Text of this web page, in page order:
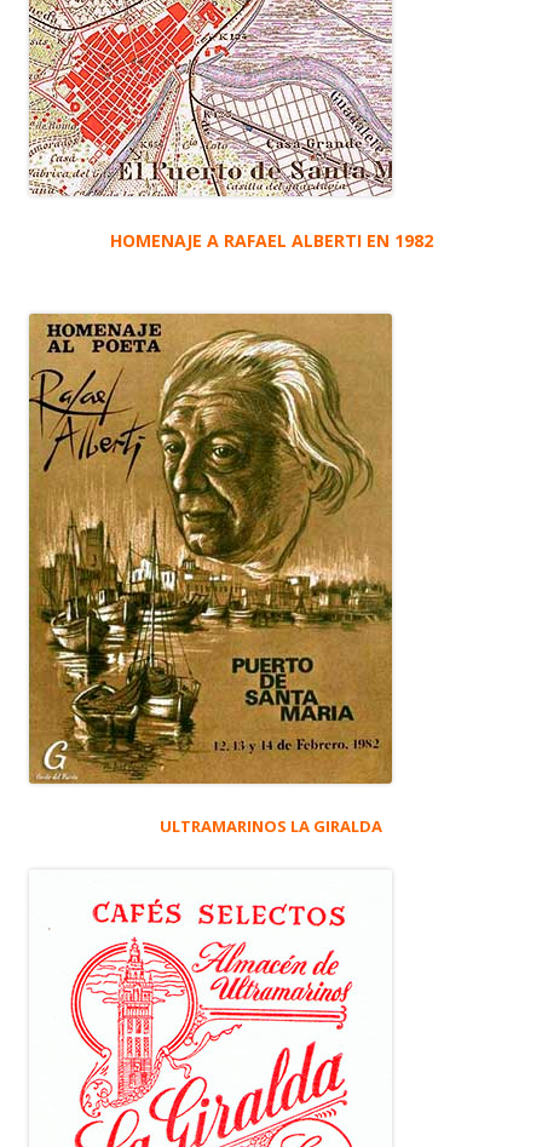
HOMENAJE A RAFAEL ALBERTI EN 1982
ULTRAMARINOS LA GIRALDA